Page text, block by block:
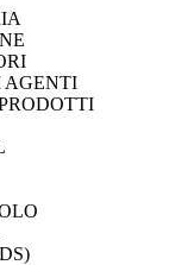
AGENTI